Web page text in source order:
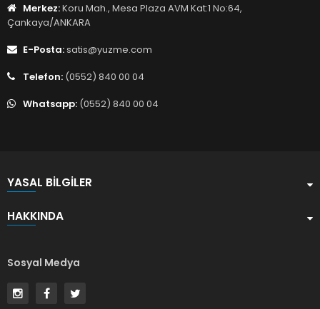
Merkez:Koru Mah., Mesa Plaza AVM Kat:1 No:64,
Çankaya/ANKARA
E-Posta:satis@yuzme.com
Telefon: (0552) 840 00 04
Whatsapp: (0552) 840 00 04
YASAL BILGILER
HAKKINDA
Sosyal Medya